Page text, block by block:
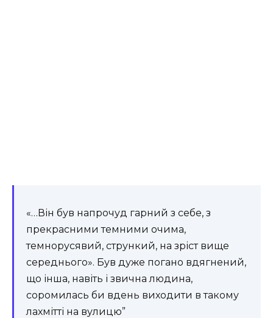
«…Він був напрочуд гарний з себе, з
прекрасними темними очима,
темнорусявий, стрункий, на зріст вище
середнього». Був дуже погано вдягнений,
що інша, навіть і звична людина,
соромилась би вдень виходити в такому
лахмітті на вулицю”